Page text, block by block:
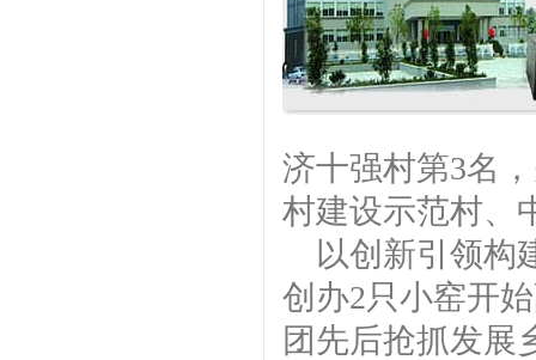
济十强村第3名
村建设示范村、
以创新引领构
创办2只小窑开
团先后抢抓发展